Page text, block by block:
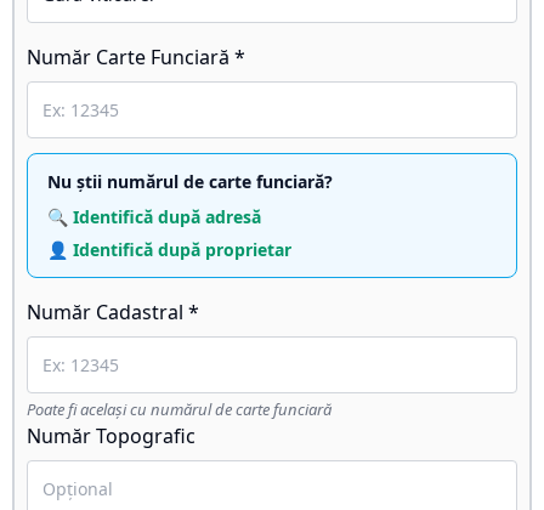
Număr Carte Funciară *
Nu știi numărul de carte funciară?
🔍 Identifică după adresă
👤 Identifică după proprietar
Număr Cadastral *
Poate fi același cu numărul de carte funciară
Număr Topografic